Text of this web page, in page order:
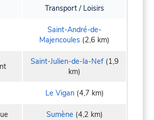
Transport / Loisirs
Saint-André-de-
Majencoules (2,6 km)
Saint-Julien-de-la-Nef(1,9
km)
Le Vigan(4,7 km)
Sumène (4,2 km)